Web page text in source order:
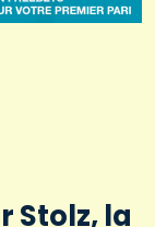
Stolz, la